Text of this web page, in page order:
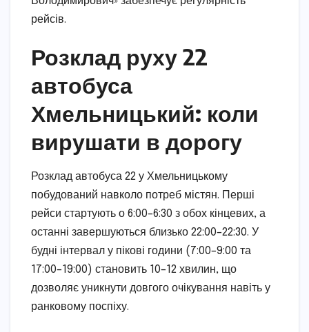
рейсів.
Розклад руху 22
автобуса
Хмельницький: коли
вирушати в дорогу
Розклад автобуса 22 у Хмельницькому
побудований навколо потреб містян. Перші
рейси стартують о 6:00–6:30 з обох кінцевих, а
останні завершуються близько 22:00–22:30. У
будні інтервал у пікові години (7:00–9:00 та
17:00–19:00) становить 10–12 хвилин, що
дозволяє уникнути довгого очікування навіть у
ранковому поспіху.